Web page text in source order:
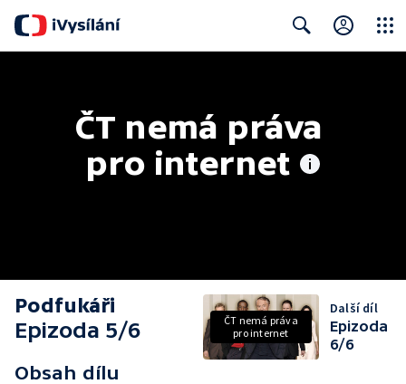
ČT nemá práva
pro internet
Podfukáři
Epizoda 5/6
Obsah dílu
ČT nemá práva
pro internet
Další díl
Epizoda
6/6